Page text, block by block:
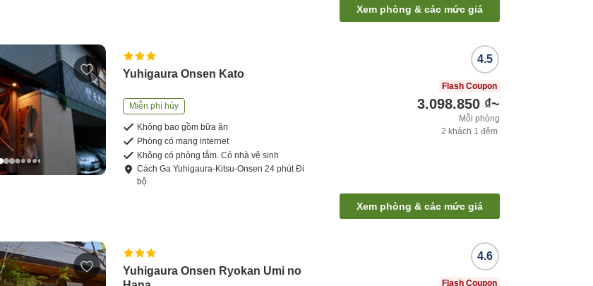
Xem phòng & các mức giá
Yuhigaura Onsen Kato
Miễn phí hủy
Không bao gồm bữa ăn
Phòng có mạng internet
Không có phòng tắm. Có nhà vệ sinh
CáchGa Yuhigaura-Kitsu-Onsen24 phútĐi
bộ
4.5
Flash Coupon
3.098.850 ₫~
Mỗi phòng
2 khách 1 đêm
Xem phòng & các mức giá
Yuhigaura Onsen Ryokan Umi no
4.6
Flash Coupon